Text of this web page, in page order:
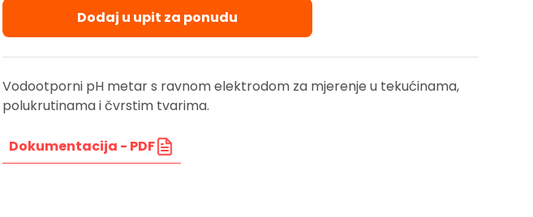
Dodaj u upit za ponudu
Vodootporni pH metar s ravnom elektrodom za mjerenje u tekućinama,
polukrutinama i čvrstim tvarima.
Dokumentacija - PDF